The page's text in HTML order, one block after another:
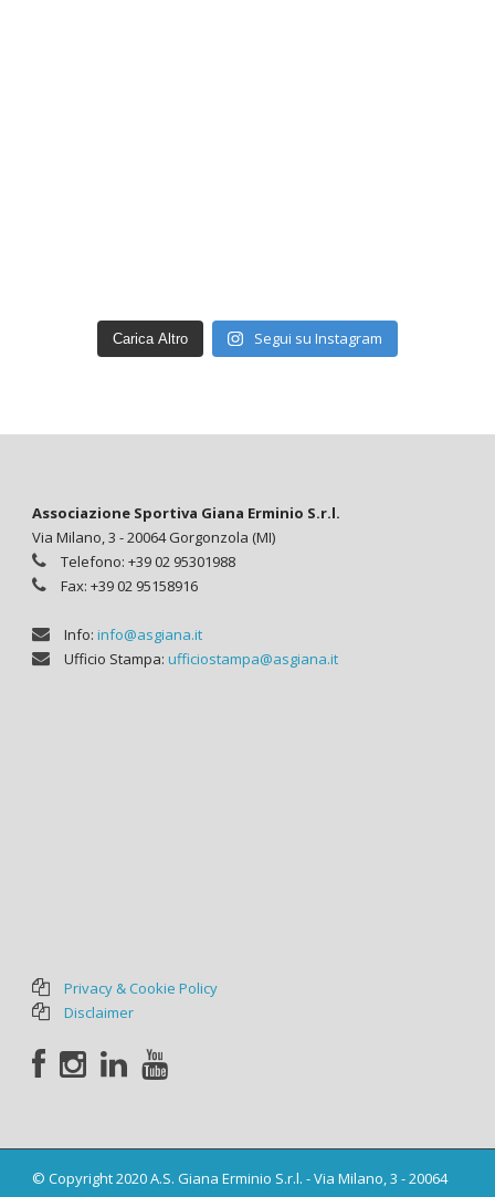
Carica Altro Segui su Instagram
Associazione Sportiva Giana Erminio S.r.l.
Via Milano, 3 - 20064 Gorgonzola (MI)
Telefono: +39 02 95301988
Fax: +39 02 95158916
Info: info@asgiana.it
Ufficio Stampa: ufficiostampa@asgiana.it
Privacy & Cookie Policy
Disclaimer
© Copyright 2020 A.S. Giana Erminio S.r.l. - Via Milano, 3 - 20064